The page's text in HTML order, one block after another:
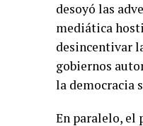
desoyó las
mediática
desincentivar
gobiernos
la democracia
En paralelo, el